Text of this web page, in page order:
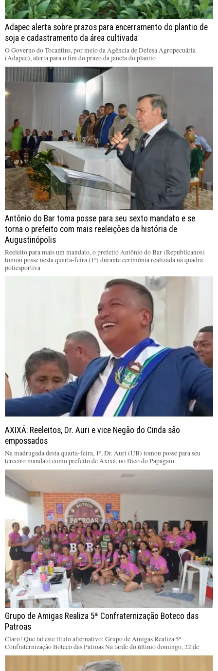
Adapec alerta sobre prazos para encerramento do plantio de
soja e cadastramento da área cultivada
O Governo do Tocantins, por meio da Agência de Defesa Agropecuária
(Adapec), alerta para o fim do prazo da janela do plantio
Antônio do Bar toma posse para seu sexto mandato e se
torna o prefeito com mais reeleições da história de
Augustinópolis
Reeleito para mais um mandato, o prefeito Antônio do Bar (Republicanos)
tomou posse nesta quarta-feira (1º) durante cerimônia realizada na quadra
poliesportiva
AXIXÁ: Reeleitos, Dr. Auri e vice Negão do Cinda são
empossados
Na madrugada desta quarta-feira, 1º, Dr. Auri (UB) tomou posse para seu
terceiro mandato como prefeito de Axixá, no Bico do Papagaio.
Grupo de Amigas Realiza 5ª Confraternização Boteco das
Patroas
Claro! Que tal este título alternativo: Grupo de Amigas Realiza 5ª
Confraternização Boteco das Patroas Na tarde do último domingo, 22 de